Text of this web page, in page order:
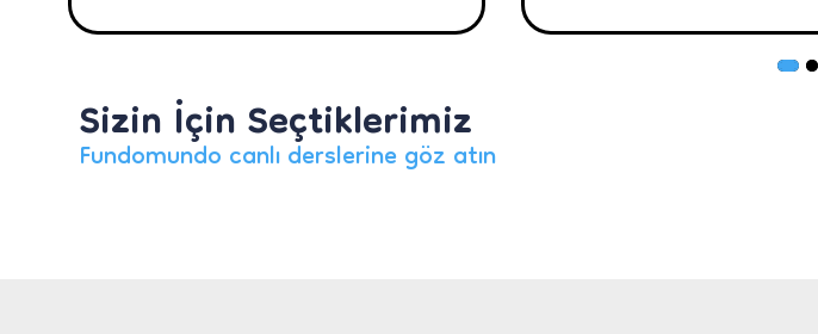
Sizin İçin Seçtiklerimiz
Fundomundo canlı derslerine göz atın